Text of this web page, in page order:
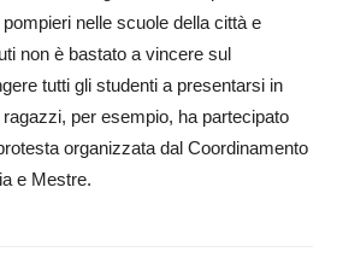
pompieri nelle scuole della città e
non è bastato a vincere sul
tutti gli studenti a presentarsi in
per esempio, ha partecipato
organizzata dal Co­ordinamento
e Mestre.